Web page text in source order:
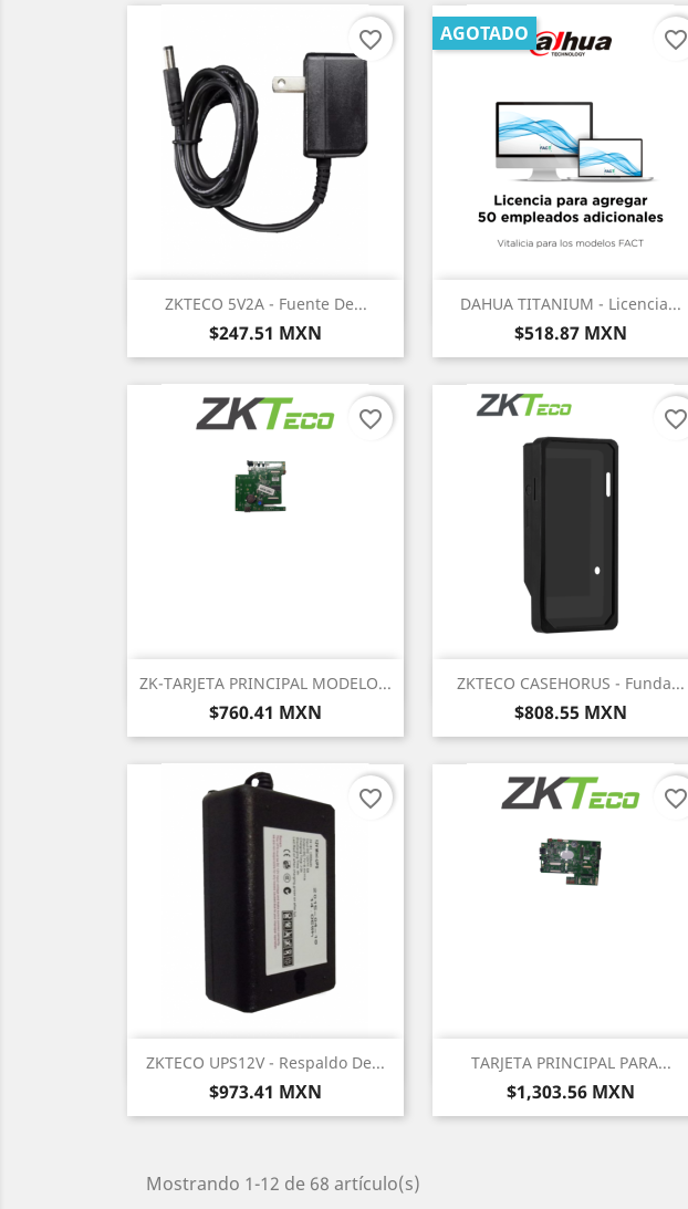
ZKTECO 5V2A - Fuente De...
Precio
$247.51 MXN
 Vista rápida
favorite_border
DAHUA TITANIUM - Licencia...
Precio
$518.87 MXN
AGOTADO
Vista rápida
favorite_border
ZK-TARJETA PRINCIPAL MODELO...
Precio
$760.41 MXN
 Vista rápida
favorite_border
ZKTECO CASEHORUS - Funda...
Precio
$808.55 MXN
Vista rápida
favorite_border
ZKTECO UPS12V - Respaldo De...
Precio
$973.41 MXN
Vista rápida
favorite_border
TARJETA PRINCIPAL PARA...
Precio
$1,303.56 MXN
 Vista rápida
favorite_border
Mostrando 1-12 de 68 artículo(s)